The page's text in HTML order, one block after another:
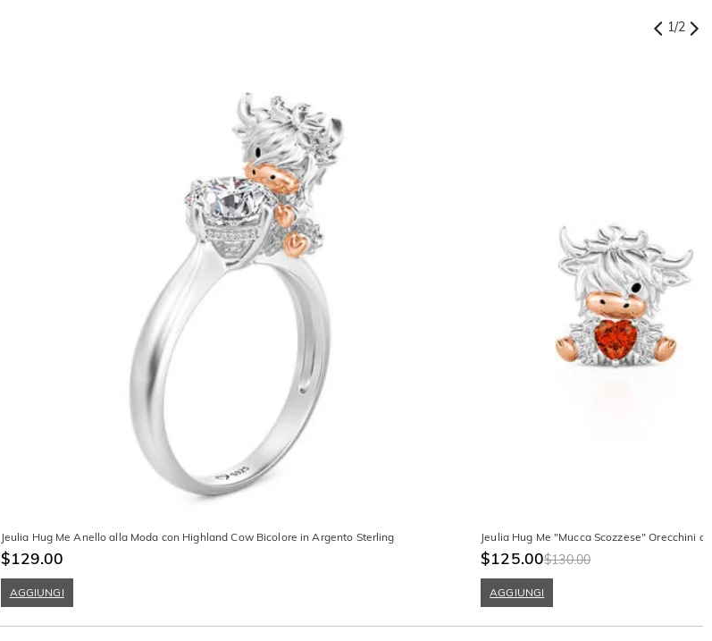
1/2
Jeulia Hug Me Anello alla Moda con Highland Cow Bicolore in Argento Sterling
$129.00
AGGIUNGI
Jeulia Hug Me "Mucca Scozzese" Orecchini a
$125.00$130.00
AGGIUNGI